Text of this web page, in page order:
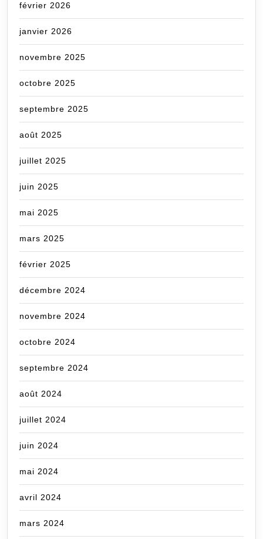
février 2026
janvier 2026
novembre 2025
octobre 2025
septembre 2025
août 2025
juillet 2025
juin 2025
mai 2025
mars 2025
février 2025
décembre 2024
novembre 2024
octobre 2024
septembre 2024
août 2024
juillet 2024
juin 2024
mai 2024
avril 2024
mars 2024